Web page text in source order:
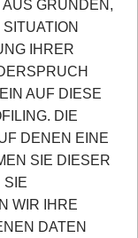
GRÜNDEN,
IHRER
AUF DIESE
DIE
DENEN EINE
SIE DIESER
WIR IHRE
DATEN